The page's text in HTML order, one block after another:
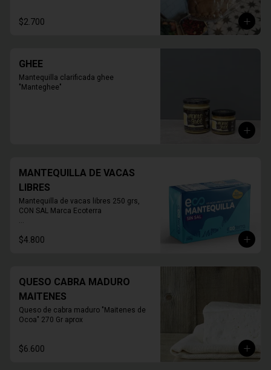
$2.700
GHEE
Mantequilla clarificada ghee
"Manteghee"
MANTEQUILLA DE VACAS
LIBRES
Mantequilla de vacas libres 250 grs,
CON SAL Marca Ecoterra
$4.800
QUESO CABRA MADURO
MAITENES
Queso de cabra maduro "Maitenes de
Ocoa" 270 Gr aprox
$6.600